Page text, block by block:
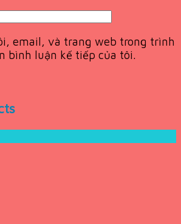
email, và trang web trong trình
bình luận kế tiếp của tôi.